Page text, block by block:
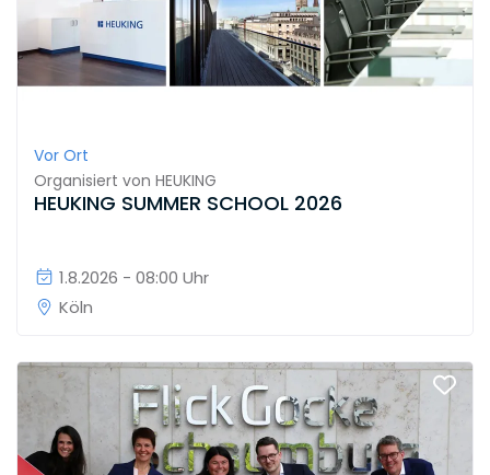
Vor Ort
Organisiert von HEUKING
HEUKING SUMMER SCHOOL 2026
1.8.2026 - 08:00 Uhr
Köln